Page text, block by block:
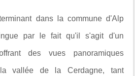
dans la commune d'Alp
par le fait qu'il s'agit d'un
des vues panoramiques
vallée de la Cerdagne, tant